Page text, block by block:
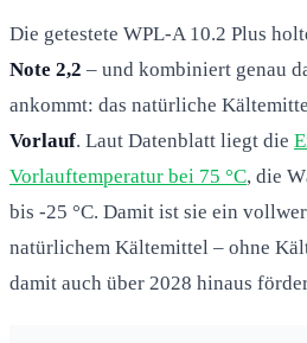
Die getestete WPL-A 10.2 Plus
Note 2,2 – und kombiniert genau
ankommt: das natürliche
Vorlauf. Laut Datenblatt liegt die
Vorlauftemperatur bei 75 °C, die
bis -25 °C. Damit ist sie ein
natürlichem Kältemittel – ohne
damit auch über 2028 hinaus